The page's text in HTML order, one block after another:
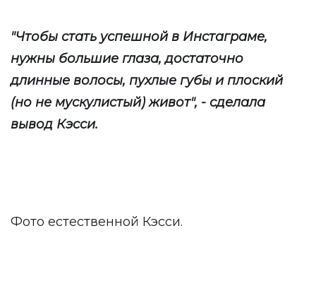
"Чтобы стать успешной в Инстаграме,
нужны большие глаза, достаточно
длинные волосы, пухлые губы и плоский
(но не мускулистый) живот", - сделала
вывод Кэсси.
Фото естественной Кэсси.